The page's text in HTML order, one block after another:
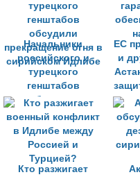
Начальники
российского и
турецкого
генштабов
обсудили
прекращение огня в
сирийском Идлибе
ЕС
и
Кто разжигает